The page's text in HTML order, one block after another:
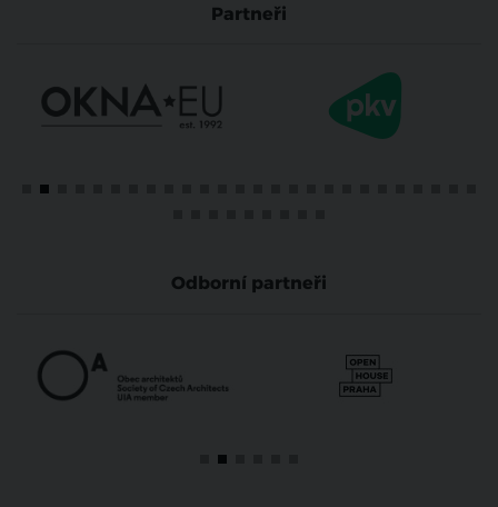
Partneři
Odborní partneři